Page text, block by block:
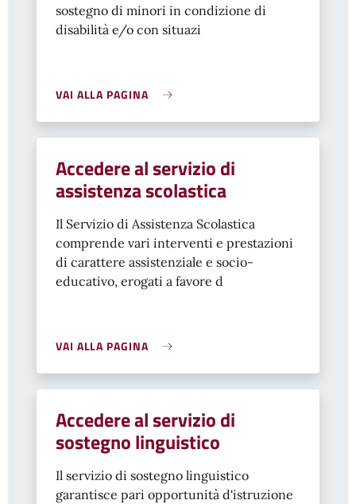
sostegno di minori in condizione di
disabilità e/o con situazi
VAI ALLA PAGINA
Accedere al servizio di
assistenza scolastica
Il Servizio di Assistenza Scolastica
comprende vari interventi e prestazioni
di carattere assistenziale e socio-
educativo, erogati a favore d
VAI ALLA PAGINA
Accedere al servizio di
sostegno linguistico
Il servizio di sostegno linguistico
garantisce pari opportunità d'istruzione